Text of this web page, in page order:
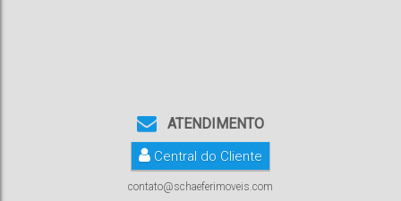
ATENDIMENTO
Central do Cliente
contato@schaeferimoveis.com